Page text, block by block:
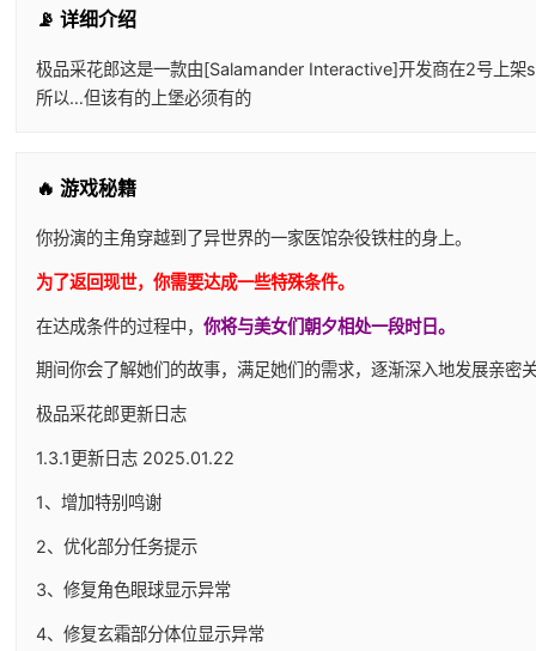
📡 详细介绍
极品采花郎这是一款由[Salamander Interactive]开发商在2号上架
所以…但该有的上堡必须有的
🔥 游戏秘籍
你扮演的主角穿越到了异世界的一家医馆杂役铁柱的身上。
为了返回现世，你需要达成一些特殊条件。
在达成条件的过程中， 你将与美女们朝夕相处一段时日。
期间你会了解她们的故事，满足她们的需求，逐渐深入地发展亲密
极品采花郎更新日志
1.3.1更新日志 2025.01.22
1、增加特别鸣谢
2、优化部分任务提示
3、修复角色眼球显示异常
4、修复玄霜部分体位显示异常